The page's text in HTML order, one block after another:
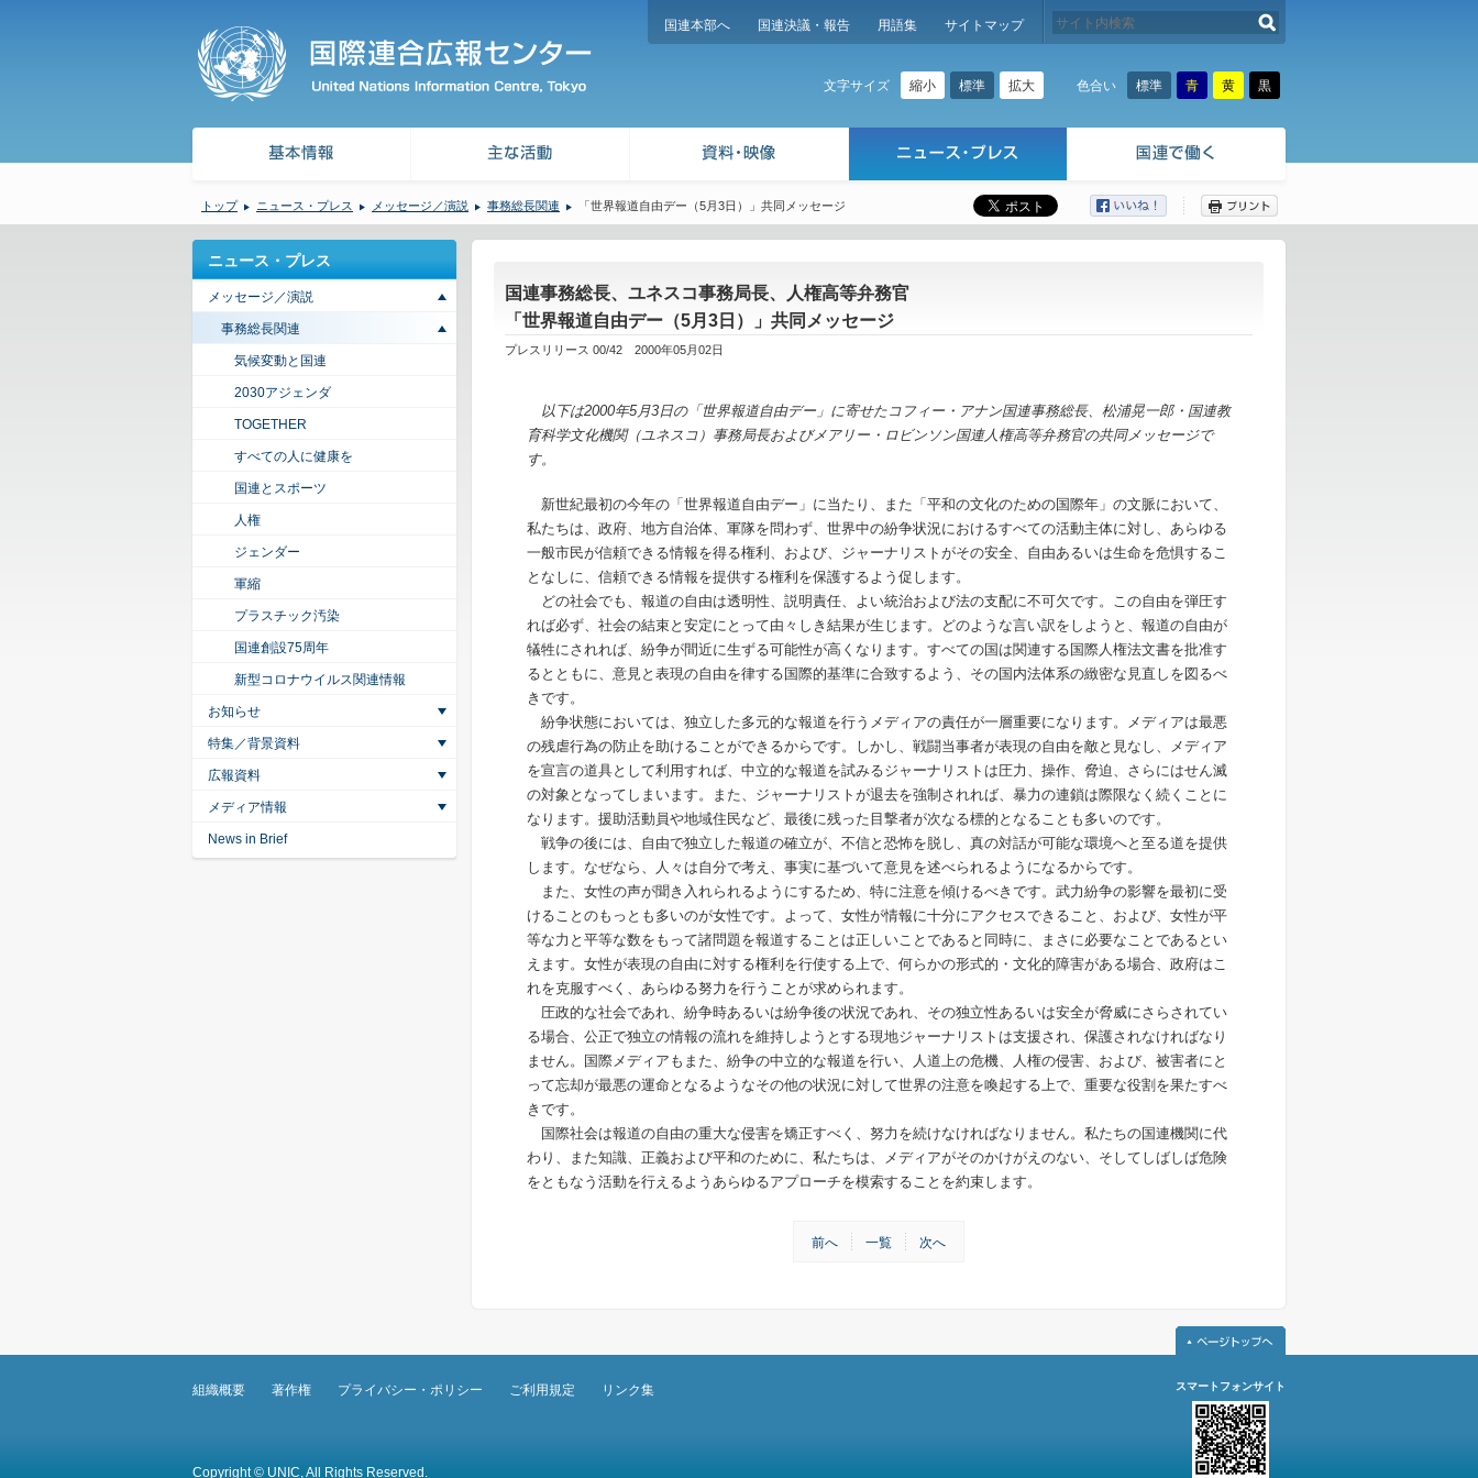
国連本部へ 国連決議・報告 用語集 サイトマップ
文字サイズ 縮小 標準 拡大 色合い 標準 青 黄 黒
トップ ニュース・プレス メッセージ／演説 事務総長関連 「世界報道自由デー（5月3日）」共同メッセージ
国連事務総長、ユネスコ事務局長、人権高等弁務官
「世界報道自由デー（5月3日）」共同メッセージ
プレスリリース 00/42 2000年05月02日
以下は2000年5月3日の「世界報道自由デー」に寄せたコフィー・アナン国連事務総長、松浦晃一郎・国連教
育科学文化機関（ユネスコ）事務局長およびメアリー・ロビンソン国連人権高等弁務官の共同メッセージで
す。
新世紀最初の今年の「世界報道自由デー」に当たり、また「平和の文化のための国際年」の文脈において、
私たちは、政府、地方自治体、軍隊を問わず、世界中の紛争状況におけるすべての活動主体に対し、あらゆる
一般市民が信頼できる情報を得る権利、および、ジャーナリストがその安全、自由あるいは生命を危惧するこ
となしに、信頼できる情報を提供する権利を保護するよう促します。
どの社会でも、報道の自由は透明性、説明責任、よい統治および法の支配に不可欠です。この自由を弾圧す
れば必ず、社会の結束と安定にとって由々しき結果が生じます。どのような言い訳をしようと、報道の自由が
犠牲にされれば、紛争が間近に生ずる可能性が高くなります。すべての国は関連する国際人権法文書を批准す
るとともに、意見と表現の自由を律する国際的基準に合致するよう、その国内法体系の緻密な見直しを図るべ
きです。
紛争状態においては、独立した多元的な報道を行うメディアの責任が一層重要になります。メディアは最悪
の残虐行為の防止を助けることができるからです。しかし、戦闘当事者が表現の自由を敵と見なし、メディア
を宣言の道具として利用すれば、中立的な報道を試みるジャーナリストは圧力、操作、脅迫、さらにはせん滅
の対象となってしまいます。また、ジャーナリストが退去を強制されれば、暴力の連鎖は際限なく続くことに
なります。援助活動員や地域住民など、最後に残った目撃者が次なる標的となることも多いのです。
戦争の後には、自由で独立した報道の確立が、不信と恐怖を脱し、真の対話が可能な環境へと至る道を提供
します。なぜなら、人々は自分で考え、事実に基づいて意見を述べられるようになるからです。
また、女性の声が聞き入れられるようにするため、特に注意を傾けるべきです。武力紛争の影響を最初に受
けることのもっとも多いのが女性です。よって、女性が情報に十分にアクセスできること、および、女性が平
等な力と平等な数をもって諸問題を報道することは正しいことであると同時に、まさに必要なことであるとい
えます。女性が表現の自由に対する権利を行使する上で、何らかの形式的・文化的障害がある場合、政府はこ
れを克服すべく、あらゆる努力を行うことが求められます。
圧政的な社会であれ、紛争時あるいは紛争後の状況であれ、その独立性あるいは安全が脅威にさらされてい
る場合、公正で独立の情報の流れを維持しようとする現地ジャーナリストは支援され、保護されなければなり
ません。国際メディアもまた、紛争の中立的な報道を行い、人道上の危機、人権の侵害、および、被害者にと
って忘却が最悪の運命となるようなその他の状況に対して世界の注意を喚起する上で、重要な役割を果たすべ
きです。
国際社会は報道の自由の重大な侵害を矯正すべく、努力を続けなければなりません。私たちの国連機関に代
わり、また知識、正義および平和のために、私たちは、メディアがそのかけがえのない、そしてしばしば危険
をともなう活動を行えるようあらゆるアプローチを模索することを約束します。
前へ 一覧 次へ
ニュース・プレス
メッセージ／演説
事務総長関連
気候変動と国連
2030アジェンダ
TOGETHER
すべての人に健康を
国連とスポーツ
人権
ジェンダー
軍縮
プラスチック汚染
国連創設75周年
新型コロナウイルス関連情報
お知らせ
特集／背景資料
広報資料
メディア情報
News in Brief
組織概要 著作権 プライバシー・ポリシー ご利用規定 リンク集
Copyright © UNIC, All Rights Reserved.
スマートフォンサイト